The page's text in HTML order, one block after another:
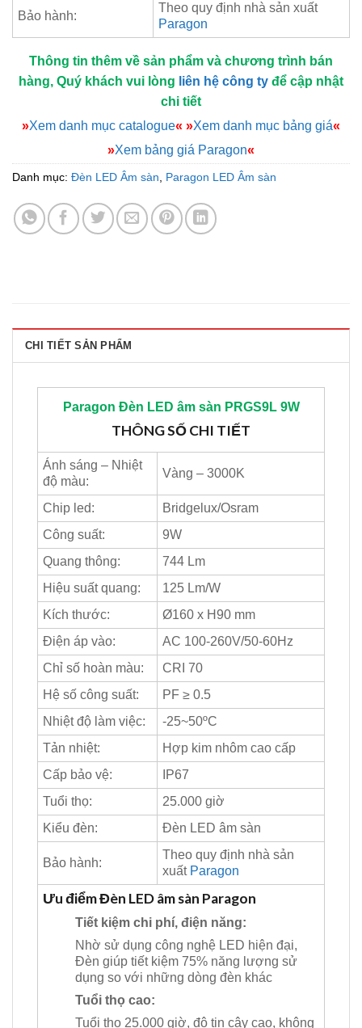
Bảo hành:
Theo quy định nhà sản xuất
Paragon
Thông tin thêm về sản phẩm và chương trình bán
hàng, Quý khách vui lòng liên hệ công ty để cập nhật
chi tiết
»Xem danh mục catalogue« »Xem danh mục bảng giá«
»Xem bảng giá Paragon«
Danh mục: Đèn LED Âm sàn, Paragon LED Âm sàn
CHI TIẾT SẢN PHẨM
Paragon Đèn LED âm sàn PRGS9L 9W
THÔNG SỐ CHI TIẾT
Ánh sáng – Nhiệt
độ màu:
Vàng – 3000K
Chip led:
Bridgelux/Osram
Công suất:
9W
Quang thông:
744 Lm
Hiệu suất quang:
125 Lm/W
Kích thước:
Ø160 x H90 mm
Điện áp vào:
AC 100-260V/50-60Hz
Chỉ số hoàn màu:
CRI 70
Hệ số công suất:
PF ≥ 0.5
Nhiệt độ làm việc:
-25~50ºC
Tản nhiệt:
Hợp kim nhôm cao cấp
Cấp bảo vệ:
IP67
Tuổi thọ:
25.000 giờ
Kiểu đèn:
Đèn LED âm sàn
Bảo hành:
Theo quy định nhà sản
xuất Paragon
Ưu điểm Đèn LED âm sàn Paragon
Tiết kiệm chi phí, điện năng:
Nhờ sử dụng công nghệ LED hiện đại,
Đèn giúp tiết kiệm 75% năng lượng sử
dụng so với những dòng đèn khác
Tuổi thọ cao:
Tuổi thọ 25.000 giờ, độ tin cậy cao, không